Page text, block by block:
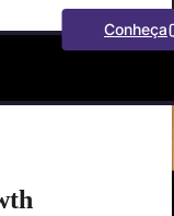
Conheça